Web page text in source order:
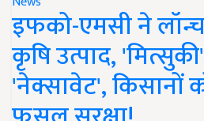
इफको-एमसी ने
कृषि उत्पाद,
'नेक्सावेट', किसानों